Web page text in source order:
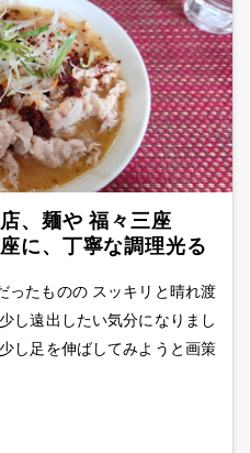
店、麺や 福々三座
に、丁寧な調理光る
ったものの スッキリと晴れ渡
し遠出したい気分になりまし
し足を伸ばしてみようと画策